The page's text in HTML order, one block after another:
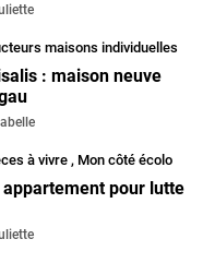
maisons individuelles
: maison neuve
à vivre , Mon côté écolo
pour lutte